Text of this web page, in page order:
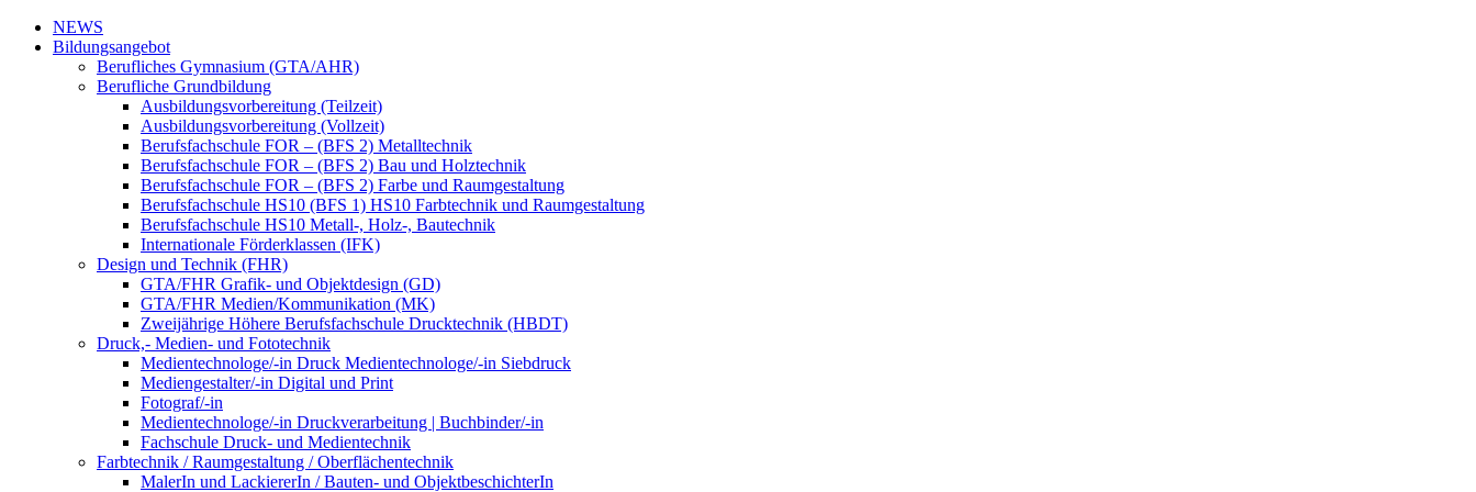
NEWS
Bildungsangebot
Berufliches Gymnasium (GTA/AHR)
Berufliche Grundbildung
Ausbildungsvorbereitung (Teilzeit)
Ausbildungsvorbereitung (Vollzeit)
Berufsfachschule FOR – (BFS 2) Metalltechnik
Berufsfachschule FOR – (BFS 2) Bau und Holztechnik
Berufsfachschule FOR – (BFS 2) Farbe und Raumgestaltung
Berufsfachschule HS10 (BFS 1) HS10 Farbtechnik und Raumgestaltung
Berufsfachschule HS10 Metall-, Holz-, Bautechnik
Internationale Förderklassen (IFK)
Design und Technik (FHR)
GTA/FHR Grafik- und Objektdesign (GD)
GTA/FHR Medien/Kommunikation (MK)
Zweijährige Höhere Berufsfachschule Drucktechnik (HBDT)
Druck,- Medien- und Fototechnik
Medientechnologe/-in Druck Medientechnologe/-in Siebdruck
Mediengestalter/-in Digital und Print
Fotograf/-in
Medientechnologe/-in Druckverarbeitung | Buchbinder/-in
Fachschule Druck- und Medientechnik
Farbtechnik / Raumgestaltung / Oberflächentechnik
MalerIn und LackiererIn / Bauten- und ObjektbeschichterIn